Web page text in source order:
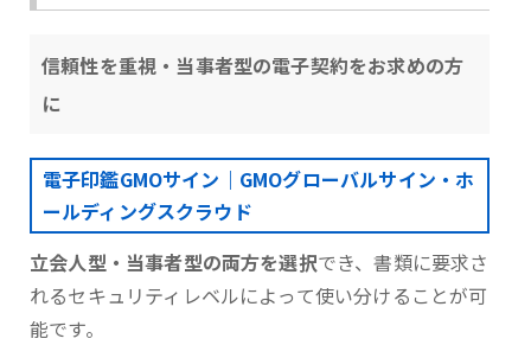
信頼性を重視・当事者型の電子契約をお求めの方
に
電子印鑑GMOサイン｜GMOグローバルサイン・ホ
ールディングスクラウド
立会人型・当事者型の両方を選択でき、書類に要求さ
れるセキュリティレベルによって使い分けることが可
能です。